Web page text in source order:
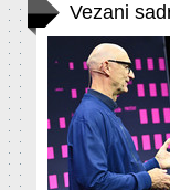
Vezani